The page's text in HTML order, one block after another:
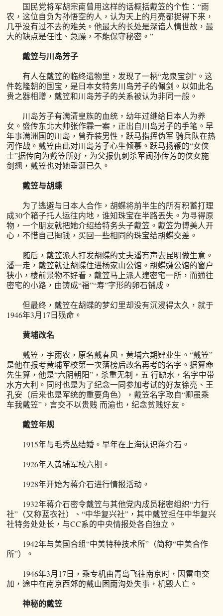
国民党将军胡宗南曾用这样的话概括戴笠的个性：“雨
农，这位自负为孙悟空的人，认为天上的月亮都捉得下来，
几乎没有过不去的难关。他最大的长处是深谙人情世故，最
大的缺点是任性、急躁，不能保守秘密。”
戴笠与川岛芳子
有人在戴笠的临终遗物里，发现了一柄“龙泉宝剑”。这
件乾隆朝的国宝，是日本女特务川岛芳子的佩剑。以如此名
贵之器相赠，戴笠和川岛芳子的关系被认为非同一般。
川岛芳子有满清皇族的血统，幼年过继给日本人为养
女。盛传东北大帅张作霖一案，正出自川岛芳子的手笔。早
年事满洲国的川岛，曾乔装男性，跃马指挥伪军 骑兵队在热
河作战。戴笠由此对川岛芳子心生倾慕。跃马扬鞭的“女侠
士”据传向为戴笠所好，为父报仇刺杀军阀孙传芳的侠女施
剑翘，戴笠也对她垂涎已久。
戴笠与胡蝶
为了逃避与日本人合作，胡蝶将前半生的所有积蓄打理
成30个箱子托人运往内地，谁知珠宝在半路丢失。为寻得原
物，一个朋友就把她介绍给特务头子戴笠。戴笠为博美人开
心，不惜自己掏钱，买回一些相同的珠宝给胡蝶交差。
随后，戴笠派人打发胡蝶的丈夫潘有声去昆明做生意。
潘一走，戴笠就让胡蝶住进杨家山公馆。胡蝶嫌公馆的窗户
狭小，楼前景物不好看，戴笠马上派人建密宅一所，而通往
密宅的小路，由铸成“福”“寿”字形的卵石铺成。
但最终，戴笠在胡蝶的梦幻里却没有沉浸得太久，就于
1946年3月17日殒命。
黄埔改名
戴笠，字雨农，原名戴春风，黄埔六期肄业生。“戴笠”
是他在报考黄埔军校第一次落榜后改名再考的名字。据算命
先生算，他是“六阴朝阳”，杀重无制，五 行缺水，名字中带
水方大利。同时也是为了纪念一同参加考试的好友徐亮、王
孔安（后来也是军统的重要角色），戴笠名字取自“卿虽乘
车我戴笠”，言交不以贵贱 而渝也，纪念贫贱好友。
戴笠年规
1915年与毛秀丛结婚。早年在上海认识蒋介石。
1926年入黄埔军校六期。
1928年开始为蒋介石进行情报活动。
1932年蒋介石密令戴笠与其他党内成员秘密组织“力行
社”（又称蓝衣社）、“中华复兴社”，其中戴笠担任中华复兴
社特务处处长，与CC系的中央情报处各自独立。
1942年与美国合组“中美特种技术所”（简称“中美合作
所”）。
1946年3月17日，乘专机由青岛飞往南京时，因雷电交
加，途中在南京西郊的戴山困雨沟处失事，机毁人亡。
神秘的戴笠